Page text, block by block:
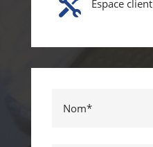
 Espace client